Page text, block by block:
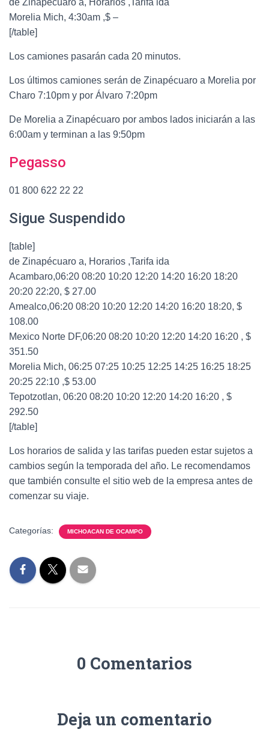
de Zinapécuaro a, Horarios ,Tarifa ida
Morelia Mich, 4:30am ,$ –
[/table]
Los camiones pasarán cada 20 minutos.
Los últimos camiones serán de Zinapécuaro a Morelia por
Charo 7:10pm y por Álvaro 7:20pm
De Morelia a Zinapécuaro por ambos lados iniciarán a las
6:00am y terminan a las 9:50pm
Pegasso
01 800 622 22 22
Sigue Suspendido
[table]
de Zinapécuaro a, Horarios ,Tarifa ida
Acambaro,06:20 08:20 10:20 12:20 14:20 16:20 18:20
20:20 22:20, $ 27.00
Amealco,06:20 08:20 10:20 12:20 14:20 16:20 18:20, $
108.00
Mexico Norte DF,06:20 08:20 10:20 12:20 14:20 16:20 , $
351.50
Morelia Mich, 06:25 07:25 10:25 12:25 14:25 16:25 18:25
20:25 22:10 ,$ 53.00
Tepotzotlan, 06:20 08:20 10:20 12:20 14:20 16:20 , $
292.50
[/table]
Los horarios de salida y las tarifas pueden estar sujetos a
cambios según la temporada del año. Le recomendamos
que también consulte el sitio web de la empresa antes de
comenzar su viaje.
Categorías: MICHOACAN DE OCAMPO
0 Comentarios
Deja un comentario